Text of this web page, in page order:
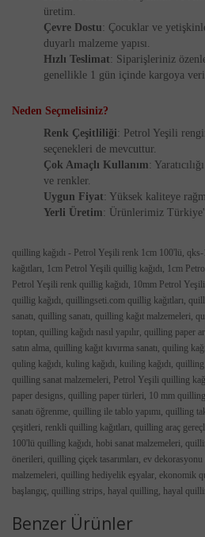
üretim.
Çevre Dostu: Çocuklar ve
duyarlı malzeme yapısı.
Hızlı Teslimat: Siparişleriniz
genellikle 1 gün içinde kargoya
Neden Seçmelisiniz?
Renk Çeşitliliği: Petrol Yeşili
seçenekleri de mevcuttur.
Çok Amaçlı Kullanım:
ve renkler.
Uygun Fiyat: Yüksek kaliteye
Yerli Üretim: Ürünlerimiz
quilling kağıdı - Petrol Yeşili renk 1cm 100'lü,
kağıtları, 1cm Petrol Yeşili quillig kağıdı, 1cm
Petrol Yeşili renk quillig kağıdı, 10mm Petrol
quillig kağıdı, quillingseti.com quillig kağıtları,
sanatı, quilling sanatı, quilling kağıt malzemeleri,
toptan, quilling kağıdı nasıl yapılır, quilling paper
satın alma, quilling kağıt kıvırma sanatı, quiling
quling kağıdı, kuling kağıdı, kuiling kağıdı,
quilling sanat malzemeleri, Petrol Yeşili quilling
paper designs, quilling paper türleri, 10 mm
sanatı öğrenme, quilling ile tablo yapımı, quilling
çeşitleri, renkli quilling kağıtları, quilling araç
100'lü quilling kağıdı, hobi sanat malzemeleri,
önerileri, quilling çiçek tasarımları, ev dekorasyonu
malzemeleri, quilling hediyelik eşyalar, ekonomik
başlangıç, quilling strips, hayal quilling, hayal
Benzer Ürünler